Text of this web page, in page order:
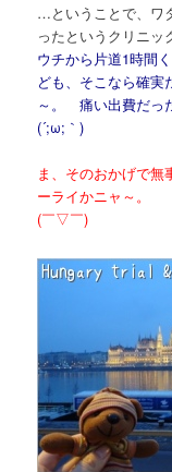
…ということで、ワ
ったというクリニッ
ウチから片道1時間
ども、そこなら確実
～。 痛い出費だっ
(´;ω;｀)
ま、そのおかげで
ーライかニャ～。
(￣▽￣)